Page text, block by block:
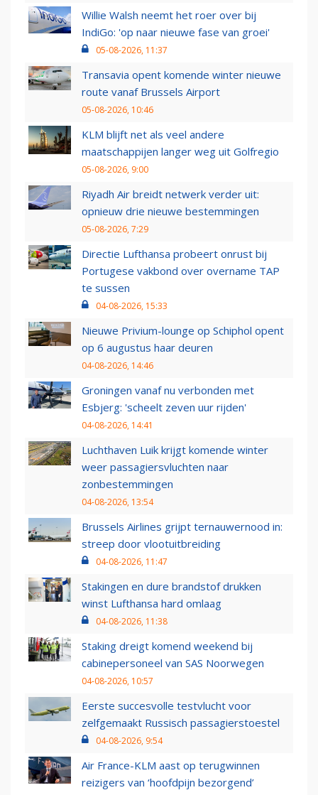
Willie Walsh neemt het roer over bij
IndiGo: 'op naar nieuwe fase van groei'
05-08-2026, 11:37
Transavia opent komende winter nieuwe
route vanaf Brussels Airport
05-08-2026, 10:46
KLM blijft net als veel andere
maatschappijen langer weg uit Golfregio
05-08-2026, 9:00
Riyadh Air breidt netwerk verder uit:
opnieuw drie nieuwe bestemmingen
05-08-2026, 7:29
Directie Lufthansa probeert onrust bij
Portugese vakbond over overname TAP
te sussen
04-08-2026, 15:33
Nieuwe Privium-lounge op Schiphol opent
op 6 augustus haar deuren
04-08-2026, 14:46
Groningen vanaf nu verbonden met
Esbjerg: 'scheelt zeven uur rijden'
04-08-2026, 14:41
Luchthaven Luik krijgt komende winter
weer passagiersvluchten naar
zonbestemmingen
04-08-2026, 13:54
Brussels Airlines grijpt ternauwernood in:
streep door vlootuitbreiding
04-08-2026, 11:47
Stakingen en dure brandstof drukken
winst Lufthansa hard omlaag
04-08-2026, 11:38
Staking dreigt komend weekend bij
cabinepersoneel van SAS Noorwegen
04-08-2026, 10:57
Eerste succesvolle testvlucht voor
zelfgemaakt Russisch passagierstoestel
04-08-2026, 9:54
Air France-KLM aast op terugwinnen
reizigers van ‘hoofdpijn bezorgend’